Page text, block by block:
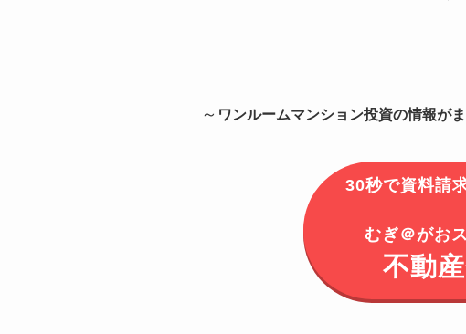
～ ワンルームマンション投資の情報が
30秒で資料請
むぎ＠がお
不動